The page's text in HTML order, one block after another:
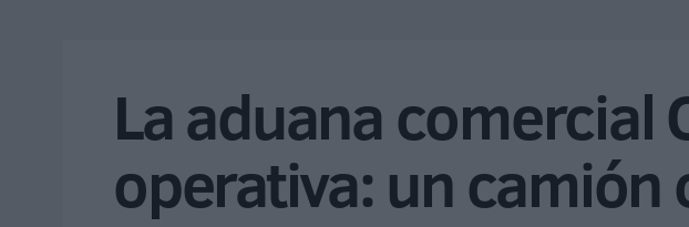
La aduana comercial
operativa: un camión